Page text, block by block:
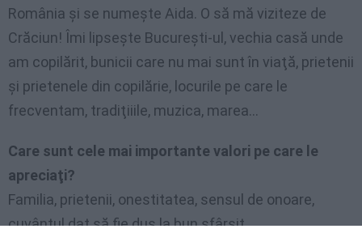
România şi se numeşte Aida. O să mă viziteze de
Crăciun! Îmi lipseşte Bucureşti-ul, vechia casă unde
am copilărit, bunicii care nu mai sunt în viaţă, prietenii
şi prietenele din copilărie, locurile pe care le
frecventam, tradiţiiile, muzica, marea…
Care sunt cele mai importante valori pe care le
apreciaţi?
Familia, prietenii, onestitatea, sensul de onoare,
cuvântul dat să fie dus la bun sfârşit.